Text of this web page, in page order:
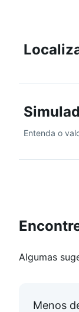
Entenda o
Algumas
Menos